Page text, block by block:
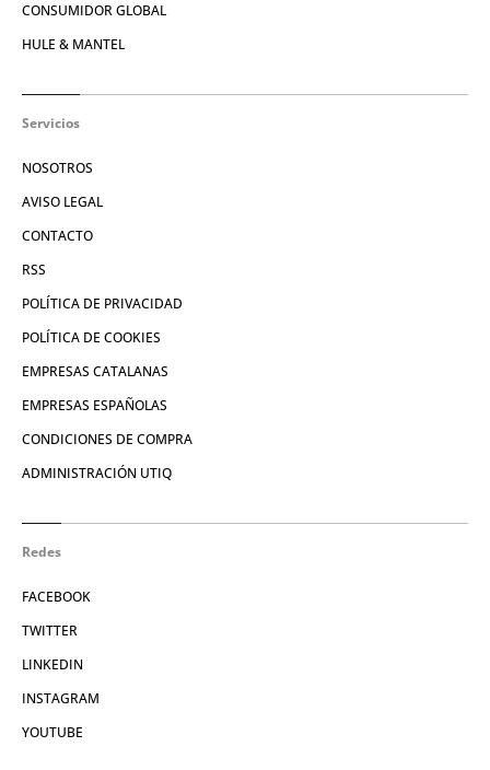
CONSUMIDOR GLOBAL
HULE & MANTEL
Servicios
NOSOTROS
AVISO LEGAL
CONTACTO
RSS
POLÍTICA DE PRIVACIDAD
POLÍTICA DE COOKIES
EMPRESAS CATALANAS
EMPRESAS ESPAÑOLAS
CONDICIONES DE COMPRA
ADMINISTRACIÓN UTIQ
Redes
FACEBOOK
TWITTER
LINKEDIN
INSTAGRAM
YOUTUBE